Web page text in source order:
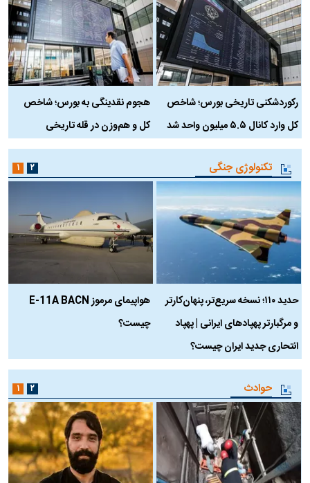
رکوردشکنی تاریخی بورس؛ شاخص
کل وارد کانال ۵.۵ میلیون واحد شد
هجوم نقدینگی به بورس؛ شاخص
کل و هم‌وزن در قله تاریخی
تکنولوژی جنگی
حدید ۱۱۰؛ نسخه سریع‌تر، پنهان‌کارتر
و مرگبارتر پهپادهای ایرانی | پهپاد
انتحاری جدید ایران چیست؟
هواپیمای مرموز E-11A BACN
چیست؟
۱ ۲
حوادث ۱ ۲